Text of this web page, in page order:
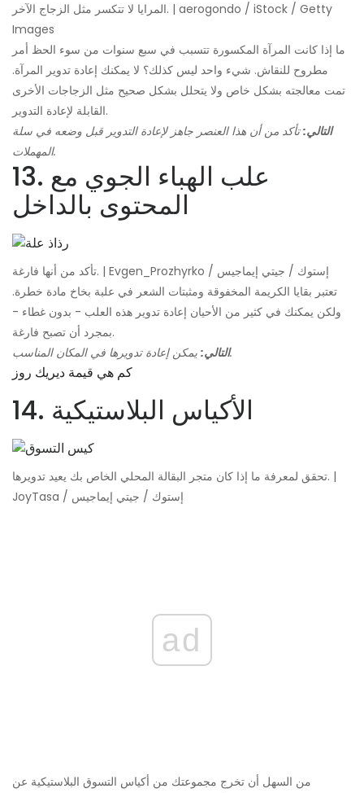
المرايا لا تتكسر مثل الزجاج الآخر. | aerogondo / iStock / Getty
Images
ما إذا كانت المرآة المكسورة تتسبب في سبع سنوات من سوء الحظ أمر
مطروح للنقاش. شيء واحد ليس كذلك؟ لا يمكنك إعادة تدوير المرآة.
تمت معالجته بشكل خاص ولا يتحلل بشكل صحيح مثل الزجاجات الأخرى
القابلة لإعادة التدوير.
التالي:تأكد من أن هذا العنصر جاهز لإعادة التدوير قبل وضعه في سلة
المهملات.
13. علب الهباء الجوي مع
المحتوى بالداخل
تأكد من أنها فارغة. | Evgen_Prozhyrko / إستوك / جيتي إيماجيس
تعتبر بقايا الكريمة المخفوقة ومثبتات الشعر في علبة بخاخ مادة خطرة.
ولكن يمكنك في كثير من الأحيان إعادة تدوير هذه العلب - بدون غطاء -
بمجرد أن تصبح فارغة.
التالي:يمكن إعادة تدويرها في المكان المناسب.
كم هي قيمة ديريك روز
14. الأكياس البلاستيكية
تحقق لمعرفة ما إذا كان متجر البقالة المحلي الخاص بك يعيد تدويرها. |
JoyTasa / إستوك / جيتي إيماجيس
ad
من السهل أن تخرج مجموعتك من أكياس التسوق البلاستيكية عن